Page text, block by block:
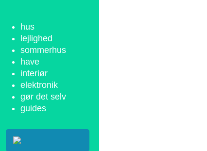
hus
lejlighed
sommerhus
have
interiør
elektronik
gør det selv
guides